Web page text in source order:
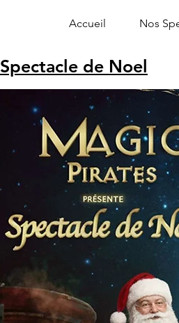
Accueil Nos
Spectacle de Noel
Alphonse le